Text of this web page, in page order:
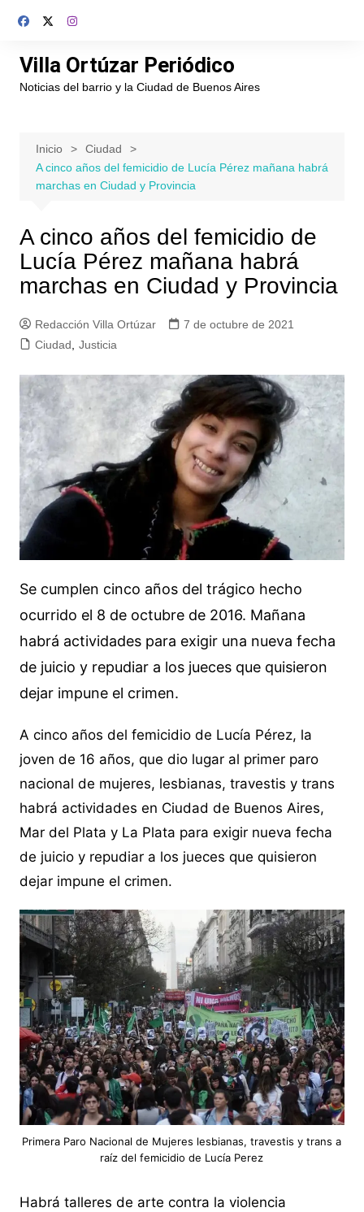
Villa Ortúzar Periódico
Noticias del barrio y la Ciudad de Buenos Aires
Inicio
Ciudad
A cinco años del femicidio de Lucía Pérez mañana habrá
marchas en Ciudad y Provincia
A cinco años del femicidio de
Lucía Pérez mañana habrá
marchas en Ciudad y Provincia
Redacción Villa Ortúzar
7 de octubre de 2021
Ciudad
Justicia
Se cumplen cinco años del trágico hecho
ocurrido el 8 de octubre de 2016. Mañana
habrá actividades para exigir una nueva fecha
de juicio y repudiar a los jueces que quisieron
dejar impune el crimen.
A cinco años del femicidio de Lucía Pérez, la
joven de 16 años, que dio lugar al primer paro
nacional de mujeres, lesbianas, travestis y trans
habrá actividades en Ciudad de Buenos Aires,
Mar del Plata y La Plata para exigir nueva fecha
de juicio y repudiar a los jueces que quisieron
dejar impune el crimen.
Primera Paro Nacional de Mujeres lesbianas, travestis y trans a
raíz del femicidio de Lucía Perez
Habrá talleres de arte contra la violencia